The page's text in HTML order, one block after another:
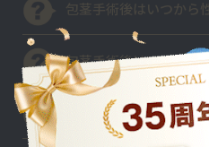
包茎手術後はいつから
包茎手術後はいつから
包茎手術後のトイレは